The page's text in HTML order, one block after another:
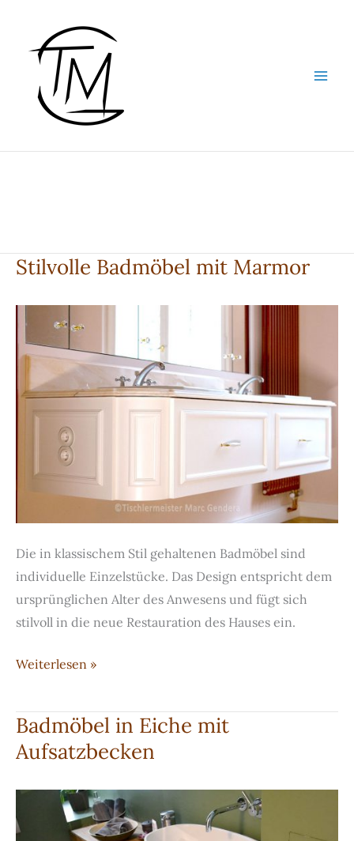
springen
Stilvolle Badmöbel mit Marmor
Die in klassischem Stil gehaltenen Badmöbel sind
individuelle Einzelstücke. Das Design entspricht dem
ursprünglichen Alter des Anwesens und fügt sich
stilvoll in die neue Restauration des Hauses ein.
Stilvolle
mit
Marmor
Weiterlesen »
Badmöbel in Eiche mit
Aufsatzbecken